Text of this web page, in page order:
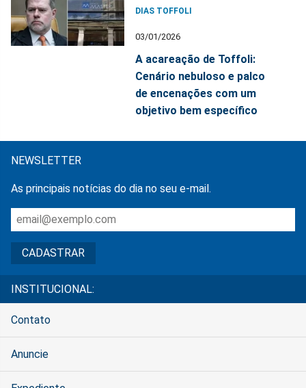
DIAS TOFFOLI
03/01/2026
A acareação de Toffoli:
Cenário nebuloso e palco
de encenações com um
objetivo bem específico
NEWSLETTER
As principais notícias do dia no seu e-mail.
INSTITUCIONAL:
Contato
Anuncie